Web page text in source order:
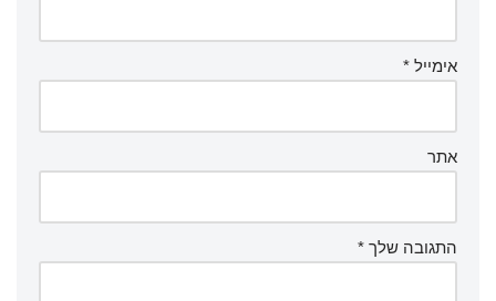
אימייל *
אתר
התגובה שלך *